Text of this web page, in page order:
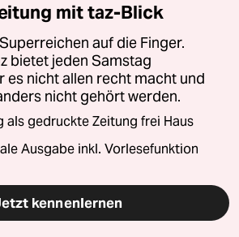
mit taz-Blick
auf die Finger.
bietet jeden Samstag
es nicht allen recht macht und
nicht gehört werden.
als gedruckte Zeitung frei Haus
Ausgabe inkl. Vorlesefunktion
kennenlernen